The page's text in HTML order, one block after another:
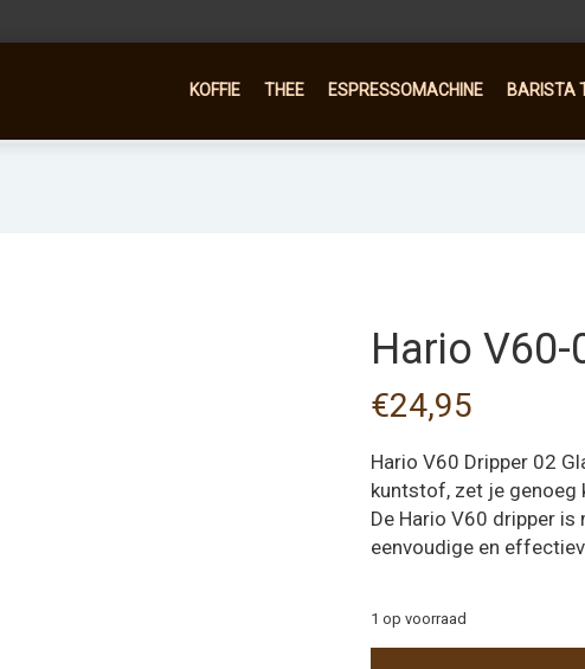
KOFFIE THEE ESPRESSOMACHINE BARISTA
Hario
€24,95
Hario V60 Dripper 02
kuntstof, zet je genoeg
De Hario V60 dripper
eenvoudige en
1 op voorraad